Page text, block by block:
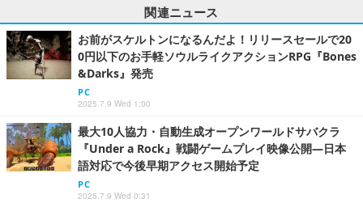
関連ニュース
お前がスケルトンになるんだよ！リリースセールで20
0円以下のお手軽ソウルライクアクションRPG『Bones
&Darks』発売
PC
2025.7.9 Wed 1:00
最大10人協力・自動生成オープンワールドサバクラ
『Under a Rock』戦闘ゲームプレイ映像公開―日本
語対応で今後早期アクセス開始予定
PC
2025.7.9 Wed 0:31